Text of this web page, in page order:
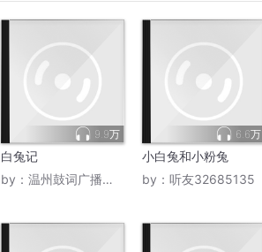
9.9万
白兔记
by： 温州鼓词广播电台
6.6万
小白兔和小粉兔
by： 听友32685135